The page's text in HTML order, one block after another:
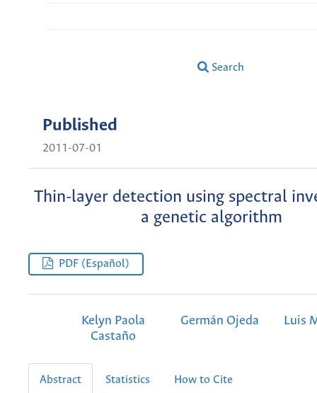
Search
Published
2011-07-01
Thin-layer detection using spectral
a genetic algorithm
PDF (Español)
Kelyn Paola
Castaño
Germán Ojeda Luis
Abstract Statistics How to Cite